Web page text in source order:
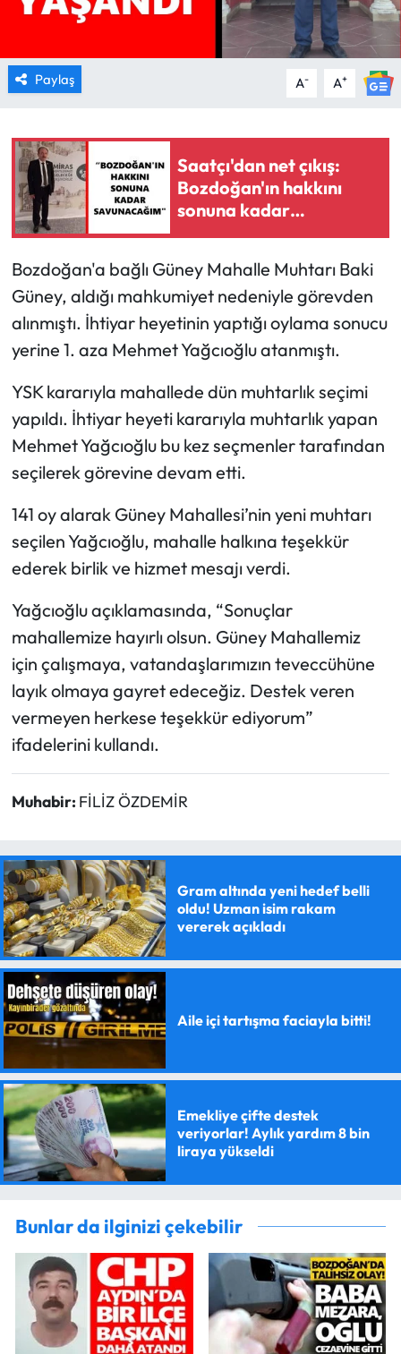
Paylaş A- A+
Saatçı'dan net çıkış:
Bozdoğan'ın hakkını
sonuna kadar
savunacağım
Bozdoğan'a bağlı Güney Mahalle Muhtarı Baki
Güney, aldığı mahkumiyet nedeniyle görevden
alınmıştı. İhtiyar heyetinin yaptığı oylama sonucu
yerine 1. aza Mehmet Yağcıoğlu atanmıştı.
YSK kararıyla mahallede dün muhtarlık seçimi
yapıldı. İhtiyar heyeti kararıyla muhtarlık yapan
Mehmet Yağcıoğlu bu kez seçmenler tarafından
seçilerek görevine devam etti.
141 oy alarak Güney Mahallesi’nin yeni muhtarı
seçilen Yağcıoğlu, mahalle halkına teşekkür
ederek birlik ve hizmet mesajı verdi.
Yağcıoğlu açıklamasında, “Sonuçlar
mahallemize hayırlı olsun. Güney Mahallemiz
için çalışmaya, vatandaşlarımızın teveccühüne
layık olmaya gayret edeceğiz. Destek veren
vermeyen herkese teşekkür ediyorum”
ifadelerini kullandı.
Muhabir: FİLİZ ÖZDEMİR
Gram altında yeni hedef belli
oldu! Uzman isim rakam
vererek açıkladı
Aile içi tartışma faciayla bitti!
Emekliye çifte destek
veriyorlar! Aylık yardım 8 bin
liraya yükseldi
Bunlar da ilginizi çekebilir
TURİZM
YAŞAM
HABER İLAN